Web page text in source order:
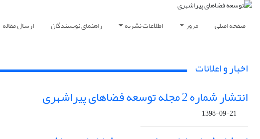
صفحه اصلی مرور اطلاعات نشریه راهنمای نویسندگان ارسال مقاله
اخبار و اعلانات
انتشار شماره 2 مجله توسعه فضاهای پیراشهری
1398-09-21